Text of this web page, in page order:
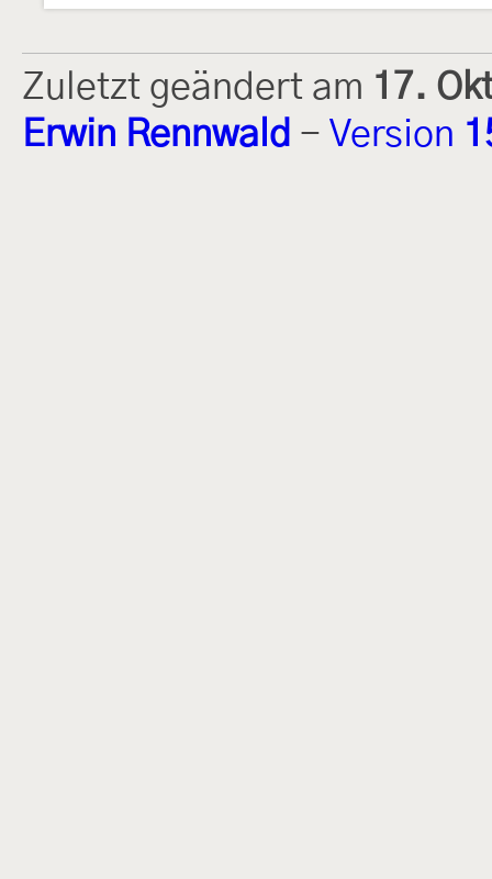
Zuletzt geändert am 17.
Erwin Rennwald - Version